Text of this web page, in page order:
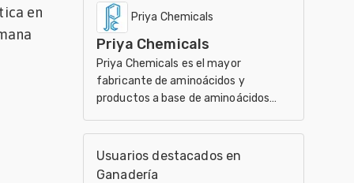
en
desarrollo sostenible de los sectores
agrario, ali
Priya Chemicals
Priya Chemicals
Priya Chemicals es el mayor
fabricante de aminoácidos y
productos a base de aminoácidos
nutracéuticos, Agricultura y
Veterinaria
Usuarios destacados en
Ganadería